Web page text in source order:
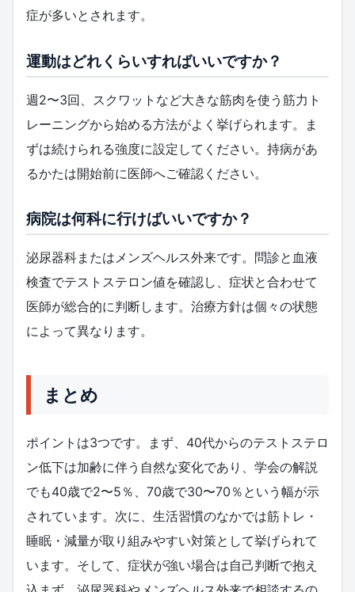
症が多いとされます。
運動はどれくらいすればいいですか？
週2〜3回、スクワットなど大きな筋肉を使う筋力ト
レーニングから始める方法がよく挙げられます。ま
ずは続けられる強度に設定してください。持病があ
るかたは開始前に医師へご確認ください。
病院は何科に行けばいいですか？
泌尿器科またはメンズヘルス外来です。問診と血液
検査でテストステロン値を確認し、症状と合わせて
医師が総合的に判断します。治療方針は個々の状態
によって異なります。
まとめ
ポイントは3つです。まず、40代からのテストステロ
ン低下は加齢に伴う自然な変化であり、学会の解説
でも40歳で2〜5％、70歳で30〜70％という幅が示
されています。次に、生活習慣のなかでは筋トレ・
睡眠・減量が取り組みやすい対策として挙げられて
います。そして、症状が強い場合は自己判断で抱え